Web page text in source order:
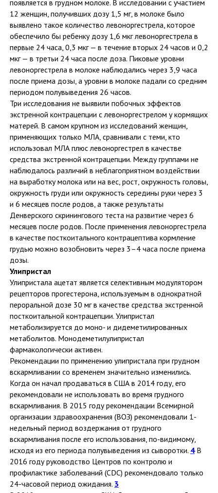
появляется в грудном молоке. В исследовании с участием
12 женщин, получивших дозу 1,5 мг, в молоке было
выявлено такое количество левоноргестрела, которое
обеспечило бы ребенку дозу 1,6 мкг левоноргестрела в
первые 24 часа, 0,3 мкг — в течение вторых 24 часов и 0,2
мкг — в третьи 24 часа после доза. Пиковые уровни
левоноргестрела в молоке наблюдались через 3,9 часа
после приема дозы, а уровни в молоке падали со средним
периодом полувыведения 26 часов.
Три исследования не выявили побочных эффектов
экстренной контрацепции с левоноргестрелом у кормящих
матерей. В самом крупном из исследований женщин,
применяющих только МЛА, сравнивали с теми, кто
использовал МЛА плюс левоноргестрел в качестве
средства экстренной контрацепции. Между группами не
наблюдалось различий в неблагоприятном воздействии
на выработку молока или на вес, рост, окружность головы,
окружность груди или окружность середины руки через 3
и 6 месяцев после родов, а также результаты
Денверского скринингового теста на развитие через 6
месяцев после родов. После применения левоноргестрела
в качестве посткоитального контрацептива кормление
грудью можно возобновить через 3–4 часа после приема
дозы.
Улипристал
Улипристала ацетат является селективным модулятором
рецепторов прогестерона, используемым в однократной
пероральной дозе 30 мг в качестве средства экстренной
посткоитальной контрацепции. Улипристал
метаболизируется до моно- и дидеметилированных
метаболитов. Монодеметилулипристал
фармакологически активен.
Рекомендации по применению улипристала при грудном
вскармливании со временем значительно изменились.
Когда он начал продаваться в США в 2014 году, его
рекомендовали не использовать во время грудного
вскармливания. В 2015 году рекомендации Всемирной
организации здравоохранения (ВОЗ) рекомендовали 1-
недельный период воздержания от грудного
вскармливания после его использования, по-видимому,
исходя из его периода полувыведения из сыворотки. 4В
2016 году руководство Центров по контролю и
профилактике заболеваний (CDC) рекомендовало только
24-часовой период ожидания. 3